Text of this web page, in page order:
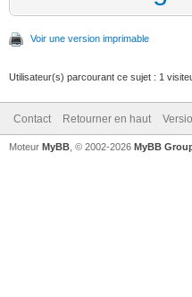
Voir une version imprimable
Utilisateur(s) parcourant ce sujet : 1
Contact Retourner en haut
Moteur MyBB , © 2002-2026 MyBB